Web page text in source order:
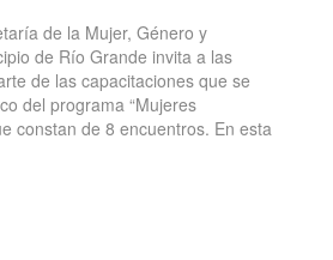
de la Mujer, Género y
de Río Grande invita a las
de las capacitaciones que se
del programa “Mujeres
constan de 8 encuentros. En esta